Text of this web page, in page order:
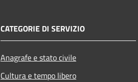
CATEGORIE DI SERVIZIO
Anagrafe e stato civile
Cultura e tempo libero